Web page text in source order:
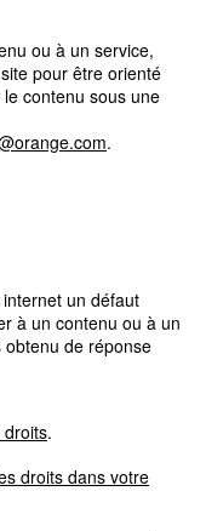
ou à un service,
pour être orienté
contenu sous une
.
un défaut
à un contenu ou à un
de réponse
droits.
droits dans votre